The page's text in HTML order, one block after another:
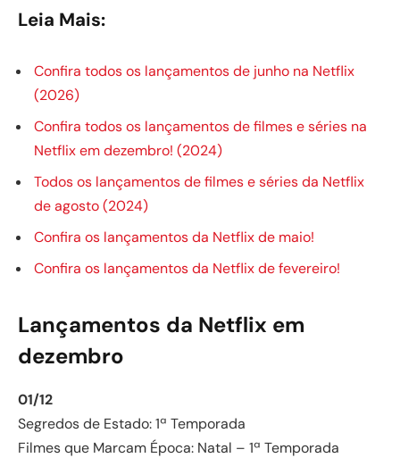
Leia Mais:
Confira todos os lançamentos de junho na Netflix
(2026)
Confira todos os lançamentos de filmes e séries na
Netflix em dezembro! (2024)
Todos os lançamentos de filmes e séries da Netflix
de agosto (2024)
Confira os lançamentos da Netflix de maio!
Confira os lançamentos da Netflix de fevereiro!
Lançamentos da Netflix em
dezembro
01/12
Segredos de Estado: 1ª Temporada
Filmes que Marcam Época: Natal – 1ª Temporada